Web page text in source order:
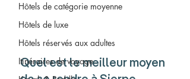
Hôtels de catégorie moyenne
Hôtels de luxe
Hôtels réservés aux adultes
Itinéraires de voyage
Quel est le meilleur moyen